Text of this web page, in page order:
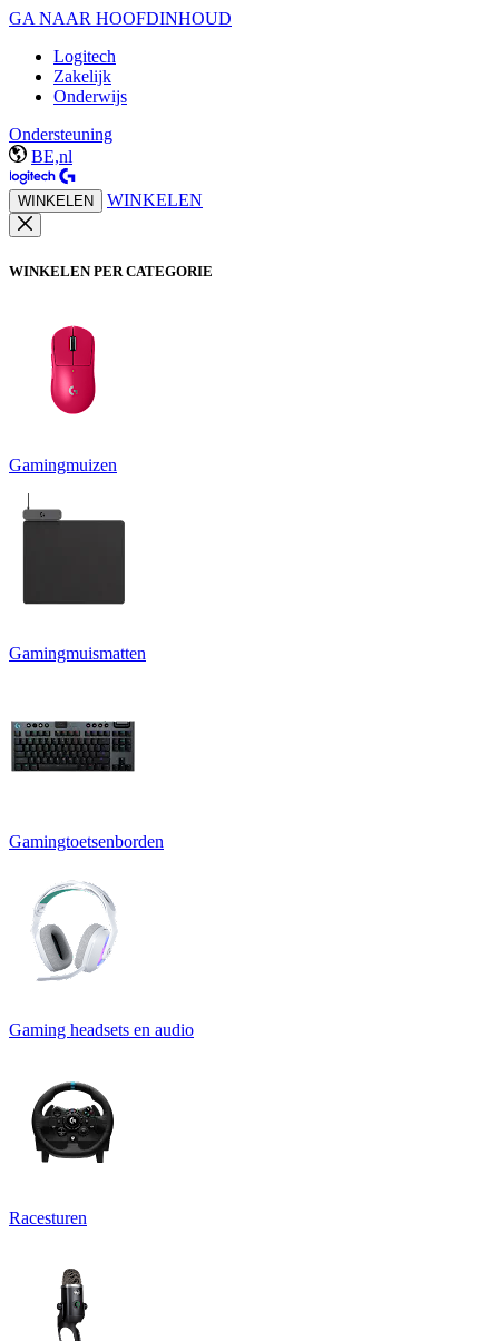
GA NAAR HOOFDINHOUD
Logitech
Zakelijk
Onderwijs
Ondersteuning
BE,nl
WINKELEN WINKELEN
WINKELEN PER CATEGORIE
Gamingmuizen
Gamingmuismatten
Gamingtoetsenborden
Gaming headsets en audio
Racesturen